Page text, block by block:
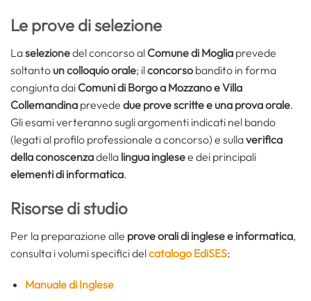
Le prove di selezione
Laselezionedel concorso al Comune di Moglia prevede
soltanto un colloquio orale; ilconcorso bandito in forma
congiunta dai Comuni di Borgo a Mozzano e Villa
Collemandina prevede due prove scritte e una prova orale.
Gli esami verteranno sugli argomenti indicati nel bando
(legati al profilo professionale a concorso) e sullaverifica
della conoscenzadella lingua inglesee dei principali
elementi di informatica.
Risorse di studio
Per la preparazione alle prove orali di inglese e informatica,
consulta i volumi specifici delcatalogo EdiSES:
Manuale di Inglese